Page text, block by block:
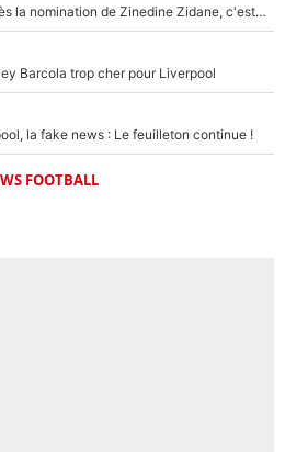
Equipe de France : 10 jours après la nomination de Zinedine Zidane, c'est au tour de son fils de prendre un nouveau départ !
Barcola trop cher pour Liverpool
la fake news : Le feuilleton continue !
FOOTBALL